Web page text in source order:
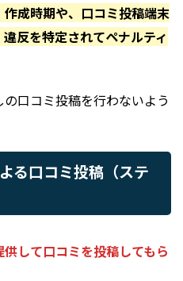
成時期や、口コミ投稿端末
反を特定されてペナルティ
口コミ投稿を行わないよう
る口コミ投稿（ステ
して口コミを投稿してもら